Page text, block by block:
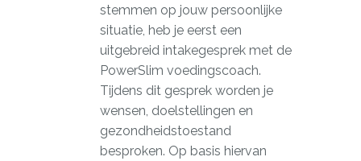
stemmen op jouw persoonlijke
situatie, heb je eerst een
uitgebreid intakegesprek met de
PowerSlim voedingscoach.
Tijdens dit gesprek worden je
wensen, doelstellingen en
gezondheidstoestand
besproken. Op basis hiervan